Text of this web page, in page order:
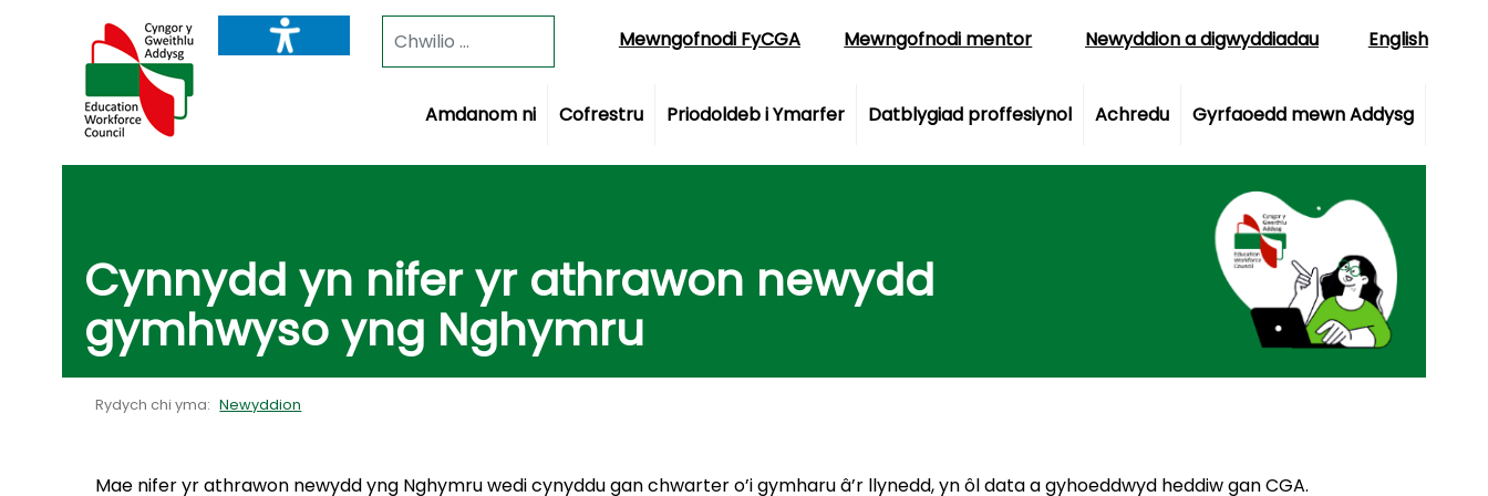
Mewngofnodi FyCGA Mewngofnodi mentor Newyddion a digwyddiadau Dewiswch eich
English
Amdanom ni Cofrestru Priodoldeb i Ymarfer Datblygiad proffesiynol Achredu Gyrfaoedd mewn Addysg
Cynnydd yn nifer yr athrawon newydd
gymhwyso yng Nghymru
Rydych chi yma: Newyddion
Mae nifer yr athrawon newydd yng Nghymru wedi cynyddu gan chwarter o’i gymharu â’r llynedd, yn ôl data a gyhoeddwyd heddiw gan CGA.